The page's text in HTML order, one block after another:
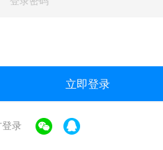
立即登录
录